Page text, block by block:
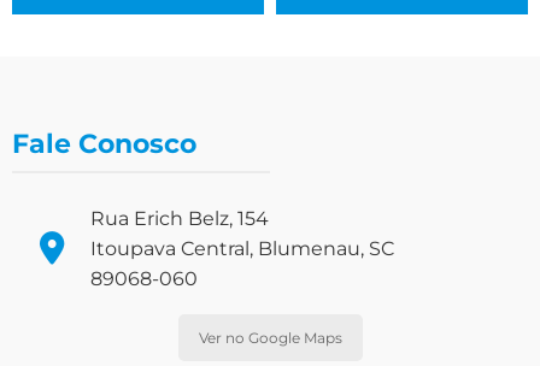
Fale Conosco
Rua Erich Belz, 154
Itoupava Central, Blumenau, SC
89068-060
Ver no Google Maps